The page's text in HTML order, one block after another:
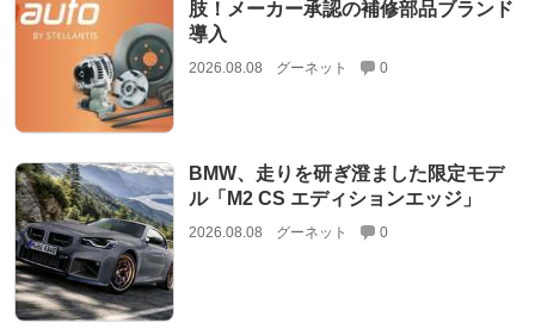
肢！メーカー承認の補修部品ブランド
導入
2026.08.08 グーネット 0
BMW、走りを研ぎ澄ました限定モデ
ル「M2 CS エディションエッジ」
2026.08.08 グーネット 0